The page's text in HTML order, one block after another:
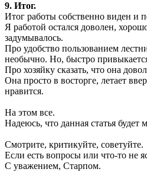
9. Итог.
Итог работы собственно виден и
Я работой остался доволен,
задумывалось.
Про удобство пользованием
необычно. Но, быстро
Про хозяйку сказать, что она
Она просто в восторге, летает
нравится.
На этом все.
Надеюсь, что данная статья будет
Смотрите, критикуйте, советуйте.
Если есть вопросы или что-то не
С уважением, Старпом.